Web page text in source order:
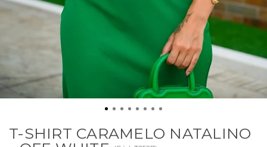
T-SHIRT CARAMELO NATALINO